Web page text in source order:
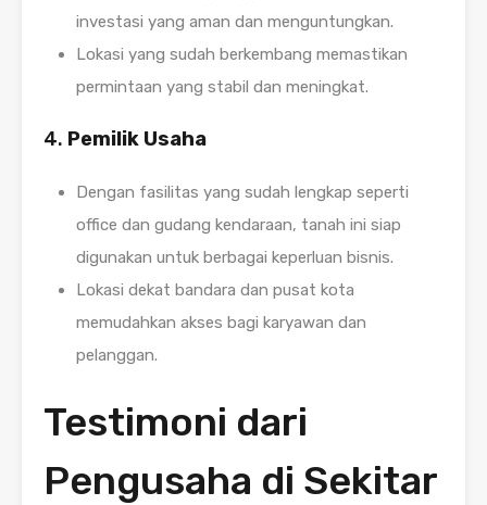
investasi yang aman dan menguntungkan.
Lokasi yang sudah berkembang memastikan
permintaan yang stabil dan meningkat.
4. Pemilik Usaha
Dengan fasilitas yang sudah lengkap seperti
office dan gudang kendaraan, tanah ini siap
digunakan untuk berbagai keperluan bisnis.
Lokasi dekat bandara dan pusat kota
memudahkan akses bagi karyawan dan
pelanggan.
Testimoni dari
Pengusaha di Sekitar